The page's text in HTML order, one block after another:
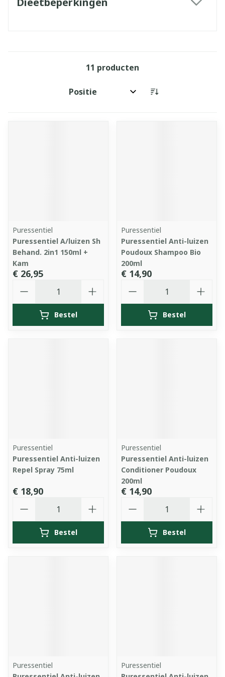
11 producten
Sorteer op:
Puressentiel
Puressentiel A/luizen Sh
Behand. 2in1 150ml +
Kam
€ 26,95
Bestel
Puressentiel
Puressentiel Anti-luizen
Poudoux Shampoo Bio
200ml
€ 14,90
Bestel
Puressentiel
Puressentiel Anti-luizen
Repel Spray 75ml
€ 18,90
Bestel
Puressentiel
Puressentiel Anti-luizen
Conditioner Poudoux
200ml
€ 14,90
Bestel
Puressentiel
Puressentiel